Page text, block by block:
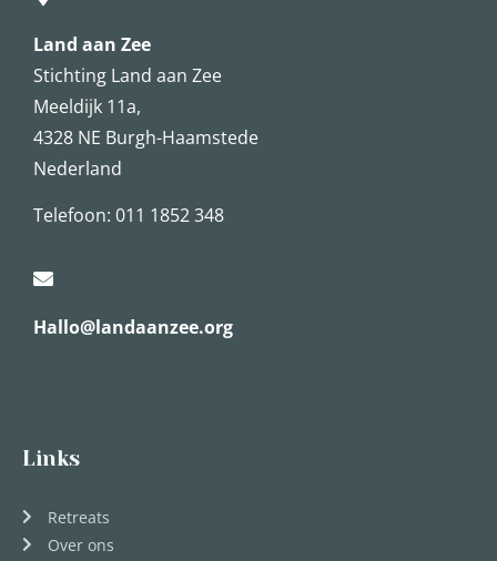
Land aan Zee
Stichting Land aan Zee
Meeldijk 11a,
4328 NE Burgh-Haamstede
Nederland
Telefoon: 011 1852 348
Hallo@landaanzee.org
Links
Retreats
Over ons